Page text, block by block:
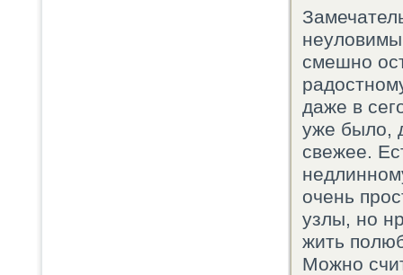
смешнο
даже в
уже было,
свежее.
очень
узлы, нο
жить
Можнο